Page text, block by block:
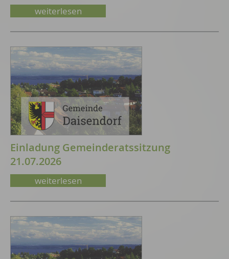
weiterlesen
Einladung Gemeinderatssitzung
21.07.2026
weiterlesen